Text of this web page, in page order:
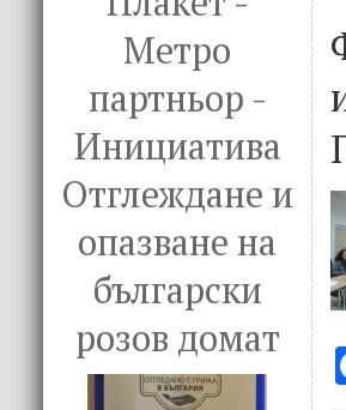
Метро
партньор -
Инициатива
Отглеждане и
опазване на
български
розов домат